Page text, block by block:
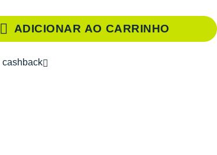
ADICIONAR AO CARRINHO
cashback